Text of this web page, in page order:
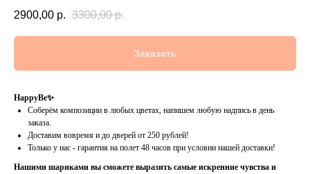
2900,00 р. 3300,00 р.
Заказать
HappyBe✨
Соберём композиции в любых цветах, напишем любую надпись в день
заказа.
Доставим вовремя и до дверей от 250 рублей!
Только у нас - гарантия на полет 48 часов при условии нашей доставки!
Нашими шариками вы сможете выразить самые искренние чувства и